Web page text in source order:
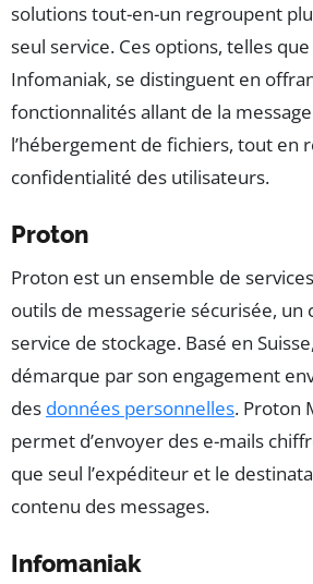
solutions tout-en-un regroupent
seul service. Ces options, telles
Infomaniak, se distinguent en
fonctionnalités allant de la
l’hébergement de fichiers, tout en
confidentialité des utilisateurs.
Proton
Proton est un ensemble de
outils de messagerie sécurisée, un
service de stockage. Basé en
démarque par son engagement
des données personnelles. Proton
permet d’envoyer des e-mails
que seul l’expéditeur et le
contenu des messages.
Infomaniak